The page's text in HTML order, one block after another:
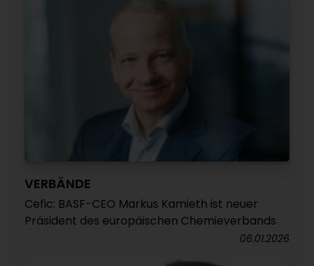
VERBÄNDE
Cefic: BASF-CEO Markus Kamieth ist neuer
Präsident des europäischen Chemieverbands
06.01.2026